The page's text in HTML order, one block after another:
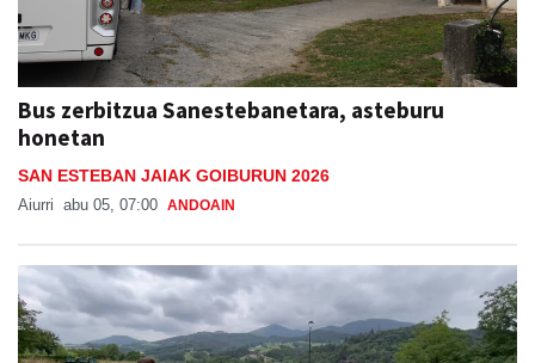
Bus zerbitzua Sanestebanetara, asteburu
honetan
SAN ESTEBAN JAIAK GOIBURUN 2026
Aiurri abu 05, 07:00 ANDOAIN